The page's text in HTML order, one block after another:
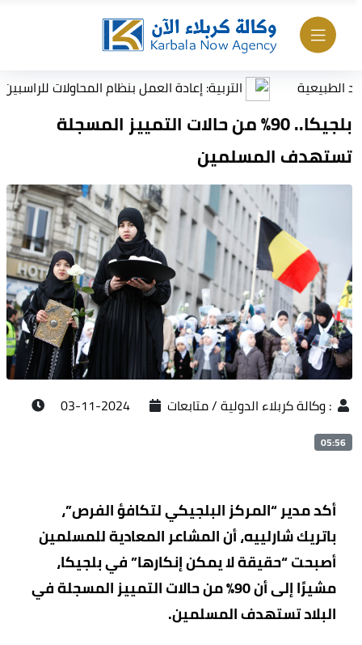
التربية: إعادة العمل بنظام المحاولات للراسبين
بلجيكا.. 90% من حالات التمييز المسجلة
تستهدف المسلمين
وكالة كربلاء الدولية / متابعات 2024-11-03
05:56
أكد مدير “المركز البلجيكي لتكافؤ الفرص”،
باتريك شارلييه، أن المشاعر المعادية للمسلمين
أصبحت “حقيقة لا يمكن إنكارها” في بلجيكا،
مشيرًا إلى أن 90% من حالات التمييز المسجلة في
البلاد تستهدف المسلمين.